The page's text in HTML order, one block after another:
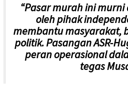
“Pasar murah ini
oleh pihak
membantu masyarakat,
politik. Pasangan ASR-
peran operasional
tegas